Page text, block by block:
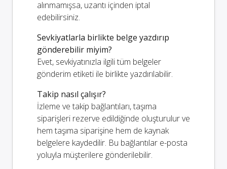
alınmamışsa, uzantı içinden iptal
edebilirsiniz.
Sevkiyatlarla birlikte belge yazdırıp
gönderebilir miyim?
Evet, sevkiyatınızla ilgili tüm belgeler
gönderim etiketi ile birlikte yazdırılabilir.
Takip nasıl çalışır?
İzleme ve takip bağlantıları, taşıma
siparişleri rezerve edildiğinde oluşturulur ve
hem taşıma siparişine hem de kaynak
belgelere kaydedilir. Bu bağlantılar e-posta
yoluyla müşterilere gönderilebilir.